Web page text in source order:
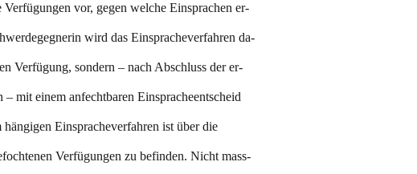
Verfügungen vor, gegen welche Einsprachen er-
wird das Einspracheverfahren da-
Verfügung, sondern – nach Abschluss der er-
mit einem anfechtbaren Einspracheentscheid
hängigen Einspracheverfahren ist über die
Verfügungen zu befinden. Nicht mass-